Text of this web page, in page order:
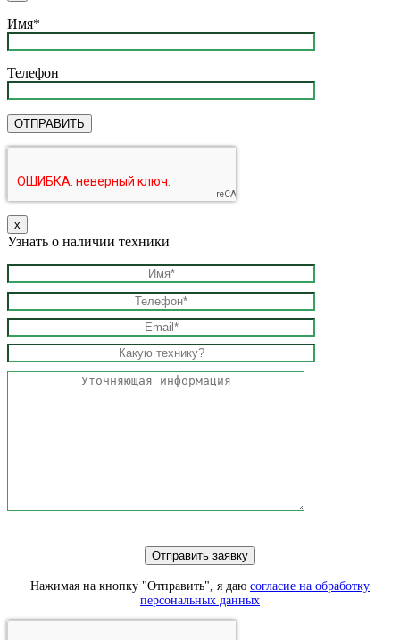
Имя*
Телефон
х
Узнать о наличии техники
Нажимая на кнопку "Отправить", я даю согласие на обработку
персональных данных